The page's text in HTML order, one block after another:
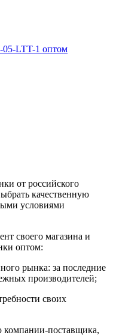
от российского
качественную
условиями
своего магазина и
оптом:
рынка: за последние
производителей;
своих
компании-поставщика,